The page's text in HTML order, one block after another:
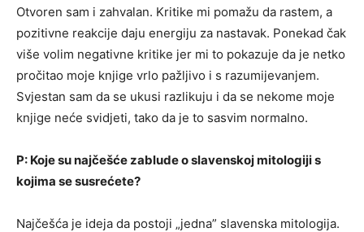
Otvoren sam i zahvalan. Kritike mi pomažu da rastem, a
pozitivne reakcije daju energiju za nastavak. Ponekad čak
više volim negativne kritike jer mi to pokazuje da je netko
pročitao moje knjige vrlo pažljivo i s razumijevanjem.
Svjestan sam da se ukusi razlikuju i da se nekome moje
knjige neće svidjeti, tako da je to sasvim normalno.
P: Koje su najčešće zablude o slavenskoj mitologiji s
kojima se susrećete?
Najčešća je ideja da postoji „jedna” slavenska mitologija.